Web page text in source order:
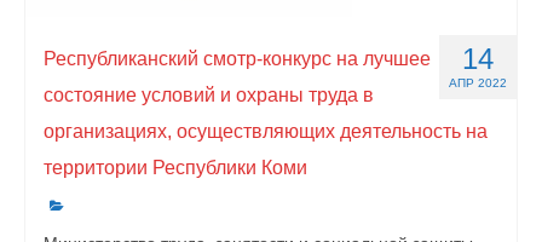
14
АПР 2022
Республиканский смотр-конкурс на лучшее
состояние условий и охраны труда в
организациях, осуществляющих деятельность на
территории Республики Коми